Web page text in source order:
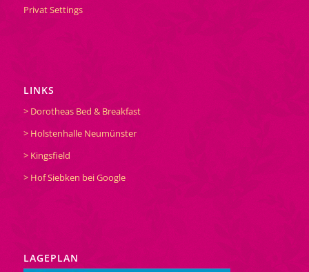
Privat Settings
LINKS
> Dorotheas Bed & Breakfast
> Holstenhalle Neumünster
> Kingsfield
> Hof Siebken bei Google
LAGEPLAN